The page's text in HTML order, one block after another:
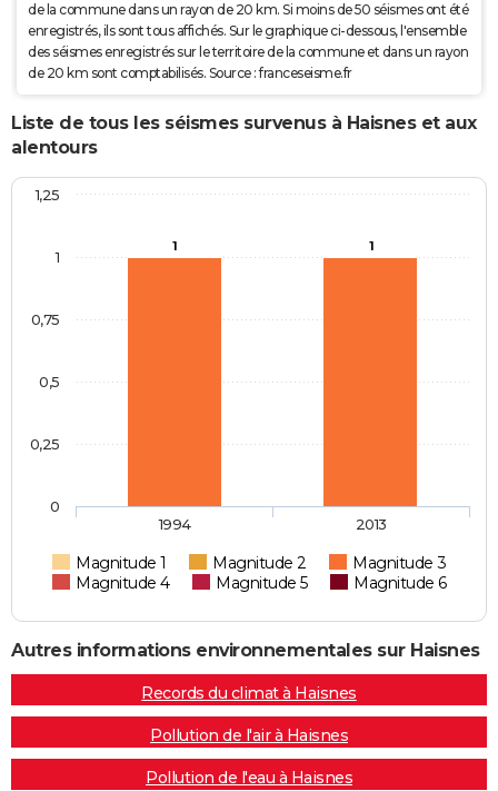
de la commune dans un rayon de 20 km. Si moins de 50 séismes ont été
enregistrés, ils sont tous affichés. Sur le graphique ci-dessous, l'ensemble
des séismes enregistrés sur le territoire de la commune et dans un rayon
de 20 km sont comptabilisés. Source : franceseisme.fr
Liste de tous les séismes survenus à Haisnes et aux
alentours
1 1
Magnitude 1 Magnitude 2
Magnitude 3
Magnitude 4
Magnitude 5 Magnitude 6
1994 2013
0
0,25
0,5
0,75
1
1,25
Autres informations environnementales sur Haisnes
Records du climat à Haisnes
Pollution de l'air à Haisnes
Pollution de l'eau à Haisnes